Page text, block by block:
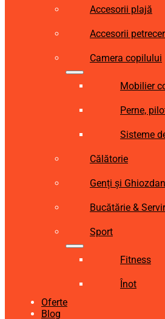
Accesorii plajă
Accesorii
Camera copilului
Mobilier
Perne,
Sisteme
Călătorie
Genți și
Bucătărie &
Sport
Fitness
Înot
Oferte
Blog